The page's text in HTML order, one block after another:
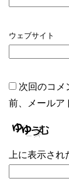
ウェブサイト
次回のコメ
前、メールア
上に表示さ